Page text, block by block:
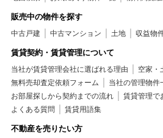
販売中の物件を探す
中古戸建 中古マンション 土地 収益物
賃貸契約・賃貸管理について
当社が賃貸管理会社に選ばれる理由
空家・
無料売却査定依頼フォーム
当社の管理物件
お部屋探しから契約までの流れ
賃貸管理で
よくある質問
賃貸用語集
不動産を売りたい方